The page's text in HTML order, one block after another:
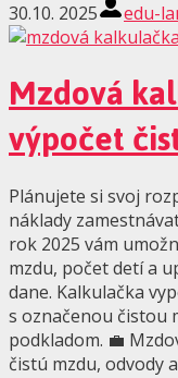
30.10. 2025 edu-
Mzdová
výpočet
Plánujete si svoj
náklady
rok 2025 vám
mzdu, počet detí a
dane. Kalkulačka
s označenou čistou
podkladom. 💼
čistú mzdu, odvody